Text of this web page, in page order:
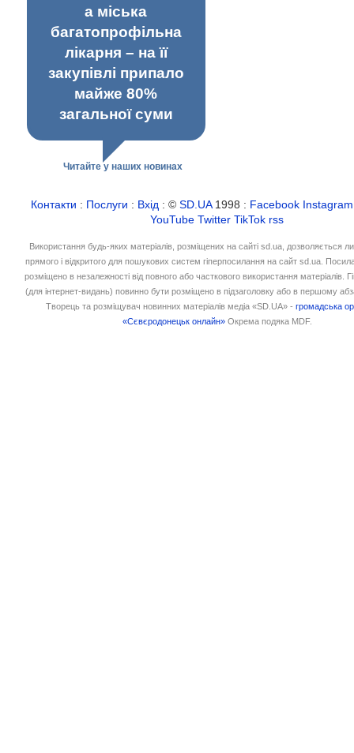
а міська
багатопрофільна
лікарня – на її
закупівлі припало
майже 80%
загальної суми
Читайте у наших новинах
Контакти : Послуги : Вхід : ©SD.UA1998 : Facebook Instagram
YouTube Twitter TikTok rss
Використання будь-яких матеріалів, розміщених на сайті sd.ua, дозволяється
прямого і відкритого для пошукових систем гіперпосилання на сайт sd.ua.
розміщено в незалежності від повного або часткового використання матеріалів.
(для інтернет-видань) повинно бути розміщено в підзаголовку або в першому
Творець та розміщувач новинних матеріалів медіа «SD.UA» -громадська
«Сєвєродонецьк онлайн» Окрема подяка MDF.